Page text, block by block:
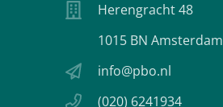
Herengracht 48
1015 BN Amsterdam
info@pbo.nl
(020) 6241934